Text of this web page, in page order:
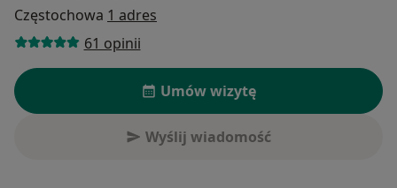
Częstochowa 1 adres
61 opinii
Umów wizytę
Wyślij wiadomość